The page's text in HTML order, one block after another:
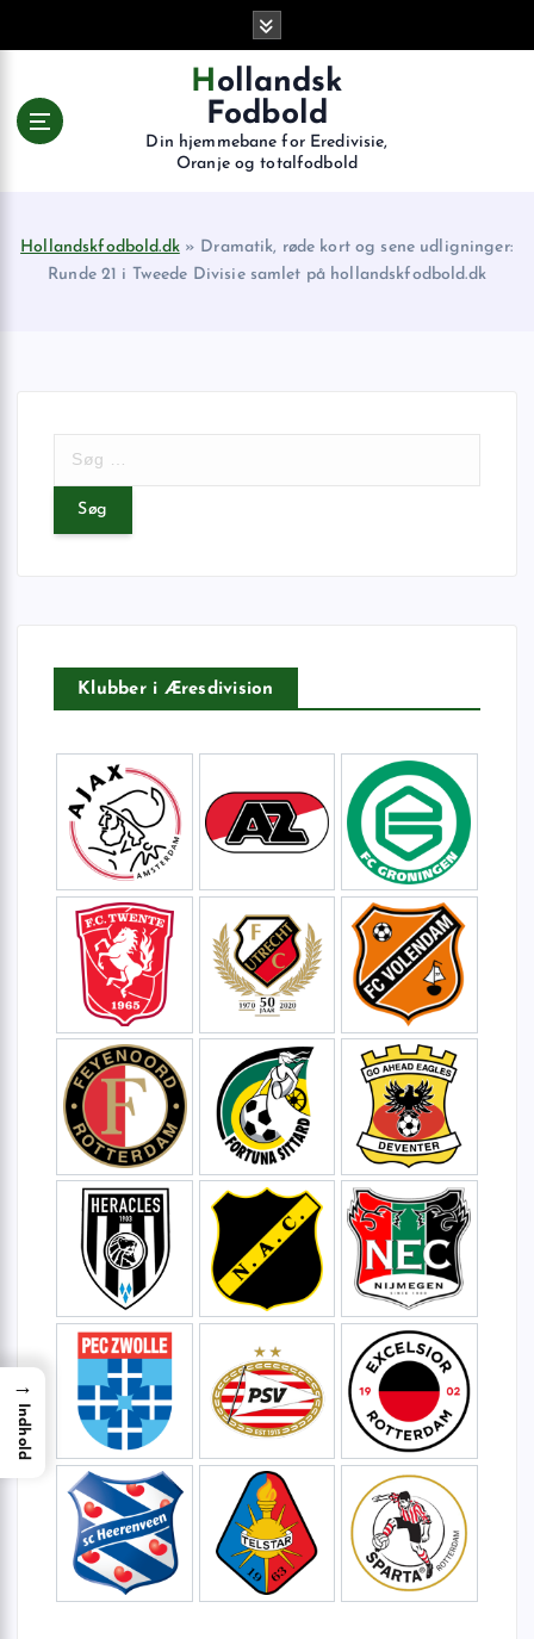
Hollandsk
Fodbold
Din hjemmebane for Eredivisie,
Oranje og totalfodbold
Hollandskfodbold.dk» Dramatik, røde kort og sene udligninger:
Runde 21 i Tweede Divisie samlet på hollandskfodbold.dk
:
Klubber i Æresdivision
→
Indhold